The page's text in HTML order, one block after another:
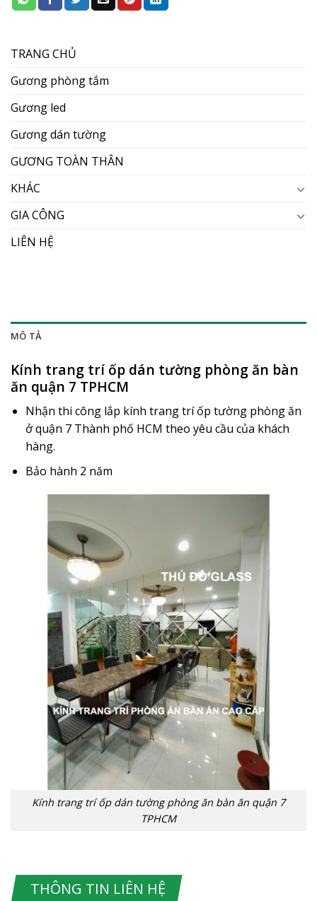
TRANG CHỦ
Gương phòng tắm
Gương led
Gương dán tường
GƯƠNG TOÀN THÂN
KHÁC
GIA CÔNG
LIÊN HỆ
MÔ TẢ
Kính trang trí ốp dán tường phòng ăn bàn
ăn quận 7 TPHCM
Nhận thi công lắp kính trang trí ốp tường phòng ăn
ở quận 7 Thành phố HCM theo yêu cầu của khách
hàng.
Bảo hành 2 năm
Kính trang trí ốp dán tường phòng ăn bàn ăn quận 7
TPHCM
THÔNG TIN LIÊN HỆ